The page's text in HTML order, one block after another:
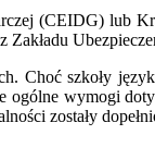
(CEIDG) lub
Choć szkoły
wymogi
zostały